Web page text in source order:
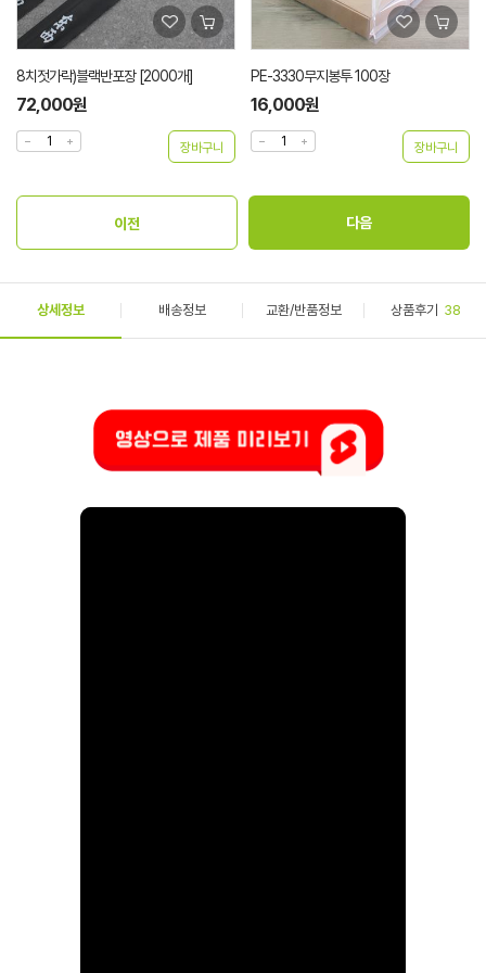
8치젓가락)블랙반포장 [2000개]
72,000원
PE-3330무지봉투 100장
16,000원
상세정보 배송정보 교환/반품정보 상품후기 38